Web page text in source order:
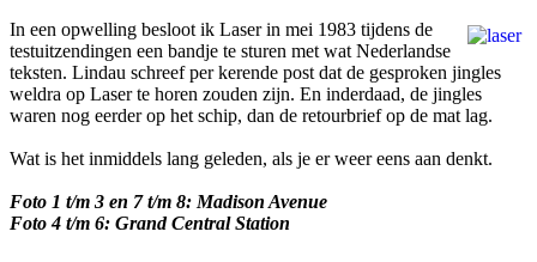
In een opwelling besloot ik Laser in mei 1983 tijdens de
testuitzendingen een bandje te sturen met wat Nederlandse
teksten. Lindau schreef per kerende post dat de gesproken jingles
weldra op Laser te horen zouden zijn. En inderdaad, de jingles
waren nog eerder op het schip, dan de retourbrief op de mat lag.
Wat is het inmiddels lang geleden, als je er weer eens aan denkt.
Foto 1 t/m 3 en 7 t/m 8: Madison Avenue
Foto 4 t/m 6: Grand Central Station